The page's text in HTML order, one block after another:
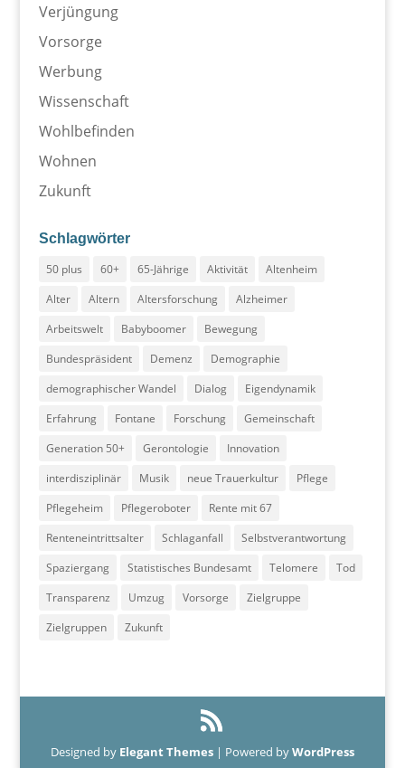
Verjüngung
Vorsorge
Werbung
Wissenschaft
Wohlbefinden
Wohnen
Zukunft
Schlagwörter
50 plus
60+ 65-Jährige Aktivität
Altenheim
Alter
Altern Altersforschung
Alzheimer
Arbeitswelt
Babyboomer
Bewegung
Bundespräsident
Demenz
Demographie
demographischer Wandel
Dialog
Eigendynamik
Erfahrung
Fontane Forschung
Gemeinschaft
Generation 50+
Gerontologie
Innovation
interdisziplinär
Musik neue Trauerkultur
Pflege
Pflegeheim
Pflegeroboter
Rente mit 67
Renteneintrittsalter
Schlaganfall
Selbstverantwortung
Spaziergang
Statistisches Bundesamt Telomere
Tod
Transparenz
Umzug Vorsorge
Zielgruppe
Zielgruppen
Zukunft
Designed by Elegant Themes| Powered byWordPress